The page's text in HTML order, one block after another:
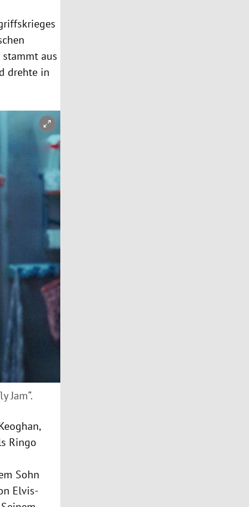
aus
drehte in
Jam“.
Ringo
Sohn
Elvis-